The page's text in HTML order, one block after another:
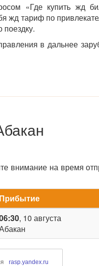
«Где купить жд
жд тариф по
поездку.
в дальнее
внимание на время
Прибытие
, 10 августа
rasp.yandex.ru